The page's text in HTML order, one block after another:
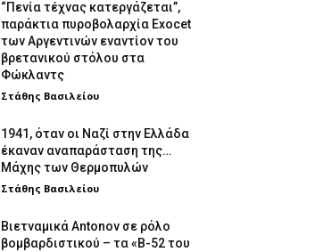
“Πενία τέχνας κατεργάζεται”,
παράκτια πυροβολαρχία Exocet
των Αργεντινών εναντίον του
βρετανικού στόλου στα
Φώκλαντς
Στάθης Βασιλείου
1941, όταν οι Ναζί στην Ελλάδα
έκαναν αναπαράσταση της…
Μάχης των Θερμοπυλών
Στάθης Βασιλείου
Βιετναμικά Antonov σε ρόλο
βομβαρδιστικού – τα «Β-52 του